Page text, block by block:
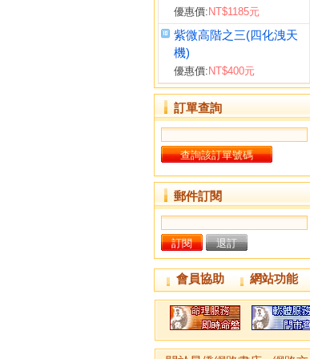
優惠價: NT$1185元
紫微高階之三(四化洩天
機)
優惠價: NT$400元
訂單查詢
郵件訂閱
會員協助 網站功能